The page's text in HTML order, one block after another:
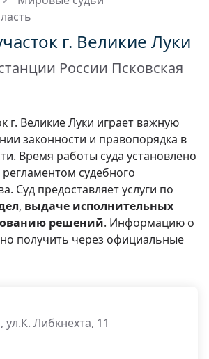
г. Великие Луки
России Псковская
г. Великие Луки играет важную
законности и правопорядка в
Время работы суда установлено
регламентом судебного
Суд предоставляет услуги по
, выдаче исполнительных
решений. Информацию о
получить через официальные
ул.К. Либкнехта, 11